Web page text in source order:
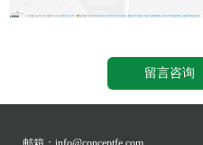
留言咨询